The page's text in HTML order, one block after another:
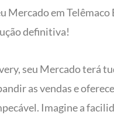
Mercado em Telêmaco
definitiva!
seu Mercado terá
as vendas e
Imagine a